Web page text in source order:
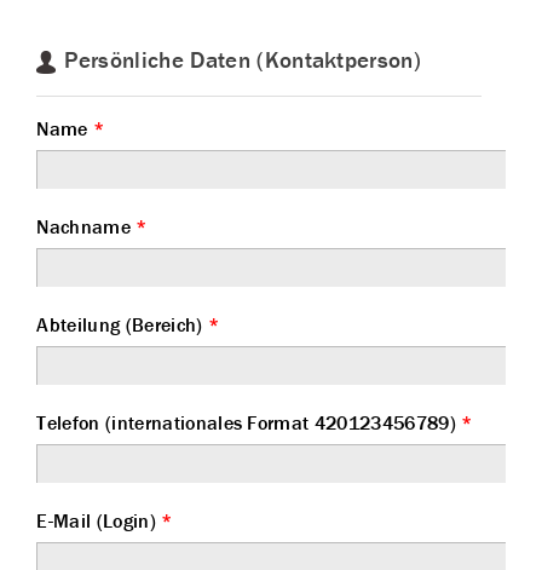
Persönliche Daten (Kontaktperson)
Name *
Nachname *
Abteilung (Bereich) *
Telefon (internationales Format 420123456789) *
E-Mail (Login) *